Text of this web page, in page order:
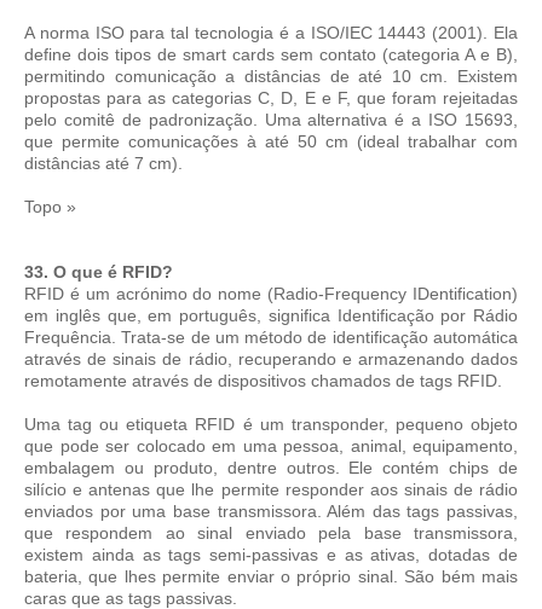
A norma ISO para tal tecnologia é a ISO/IEC 14443 (2001). Ela
define dois tipos de smart cards sem contato (categoria A e B),
permitindo comunicação a distâncias de até 10 cm. Existem
propostas para as categorias C, D, E e F, que foram rejeitadas
pelo comitê de padronização. Uma alternativa é a ISO 15693,
que permite comunicações à até 50 cm (ideal trabalhar com
distâncias até 7 cm).
Topo »
33. O que é RFID?
RFID é um acrónimo do nome (Radio-Frequency IDentification)
em inglês que, em português, significa Identificação por Rádio
Frequência. Trata-se de um método de identificação automática
através de sinais de rádio, recuperando e armazenando dados
remotamente através de dispositivos chamados de tags RFID.
Uma tag ou etiqueta RFID é um transponder, pequeno objeto
que pode ser colocado em uma pessoa, animal, equipamento,
embalagem ou produto, dentre outros. Ele contém chips de
silício e antenas que lhe permite responder aos sinais de rádio
enviados por uma base transmissora. Além das tags passivas,
que respondem ao sinal enviado pela base transmissora,
existem ainda as tags semi-passivas e as ativas, dotadas de
bateria, que lhes permite enviar o próprio sinal. São bém mais
caras que as tags passivas.